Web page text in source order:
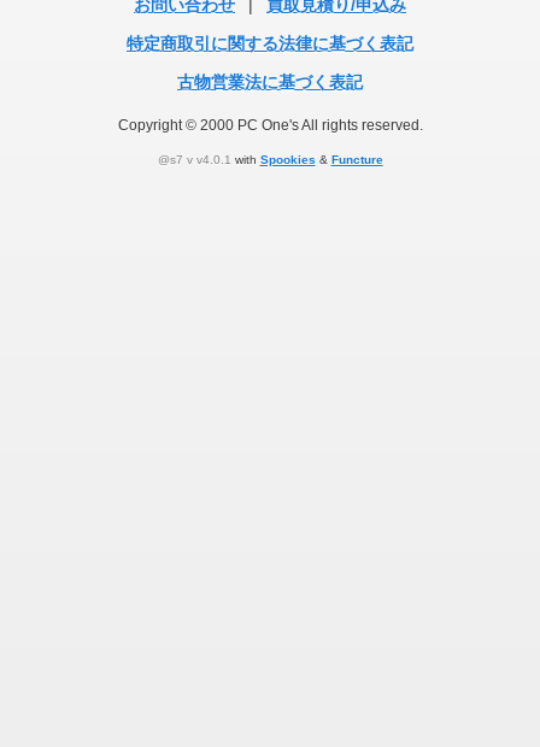
お問い合わせ
|
買取見積り/申込み
特定商取引に関する法律に基づく表記
古物営業法に基づく表記
Copyright © 2000 PC One's All rights reserved.
@s7 v v4.0.1 with Spookies & Functure